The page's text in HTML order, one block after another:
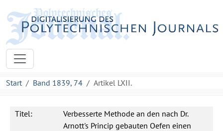
Start Band 1839, 74 Artikel LXII.
Titel:
Verbesserte Methode an den nach Dr.
Arnott's Princip gebauten Oefen einen